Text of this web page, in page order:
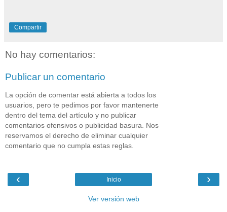
Compartir
No hay comentarios:
Publicar un comentario
La opción de comentar está abierta a todos los
usuarios, pero te pedimos por favor mantenerte
dentro del tema del artículo y no publicar
comentarios ofensivos o publicidad basura. Nos
reservamos el derecho de eliminar cualquier
comentario que no cumpla estas reglas.
‹ ›
Inicio
Ver versión web